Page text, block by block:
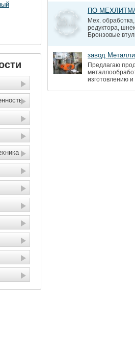
ПО
Мех.
редуктора,
Бронзовые
завод
Предлагаю
изготовлению